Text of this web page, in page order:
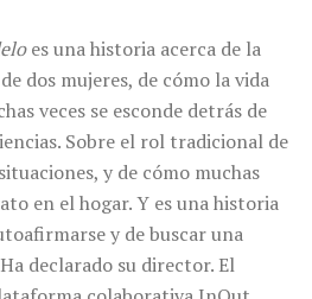
es una historia acerca de la
dos mujeres, de cómo la vida
veces se esconde detrás de
Sobre el rol tradicional de
y de cómo muchas
en el hogar. Y es una historia
y de buscar una
declarado su director. El